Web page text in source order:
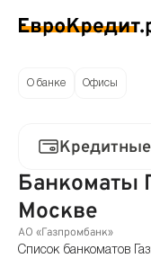
О банке Офисы
Банкоматы
Москве
АО «Газпромбанк»
Список банкоматов